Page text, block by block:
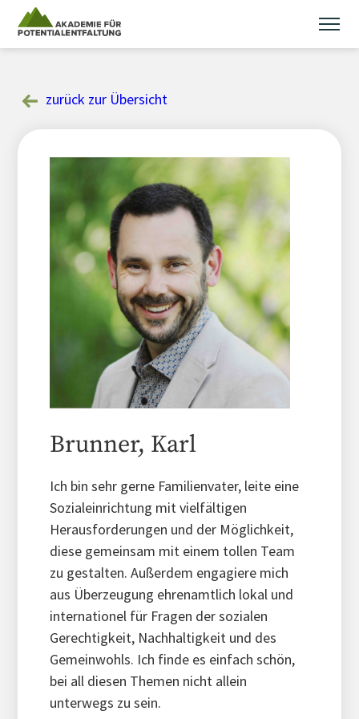
content
zurück zur Übersicht
Brunner, Karl
Ich bin sehr gerne Familienvater, leite eine
Sozialeinrichtung mit vielfältigen
Herausforderungen und der Möglichkeit,
diese gemeinsam mit einem tollen Team
zu gestalten. Außerdem engagiere mich
aus Überzeugung ehrenamtlich lokal und
internationel für Fragen der sozialen
Gerechtigkeit, Nachhaltigkeit und des
Gemeinwohls. Ich finde es einfach schön,
bei all diesen Themen nicht allein
unterwegs zu sein.